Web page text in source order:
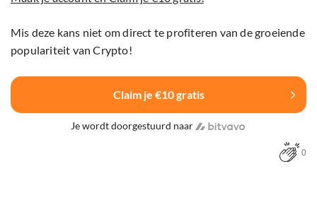
Mis deze kans niet om direct te profiteren van de groeiende
populariteit van Crypto!
Claim je €10 gratis
Je wordt doorgestuurd naar
0